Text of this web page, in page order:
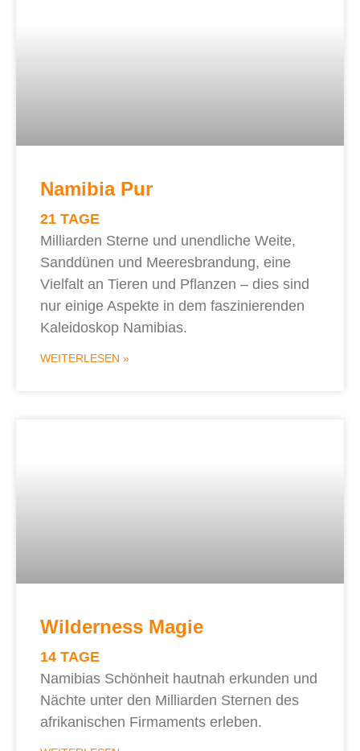
Namibia Pur
21 TAGE
Milliarden Sterne und unendliche Weite,
Sanddünen und Meeresbrandung, eine
Vielfalt an Tieren und Pflanzen – dies sind
nur einige Aspekte in dem faszinierenden
Kaleidoskop Namibias.
WEITERLESEN »
Wilderness Magie
14 TAGE
Namibias Schönheit hautnah erkunden und
Nächte unter den Milliarden Sternen des
afrikanischen Firmaments erleben.